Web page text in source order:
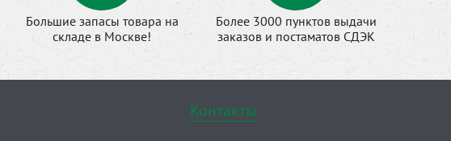
Большие запасы товара на
складе в Москве!
Более 3000 пунктов выдачи
заказов и постаматов СДЭК
Контакты